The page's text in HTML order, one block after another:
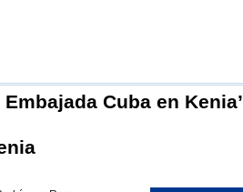
Cuba en Kenia’